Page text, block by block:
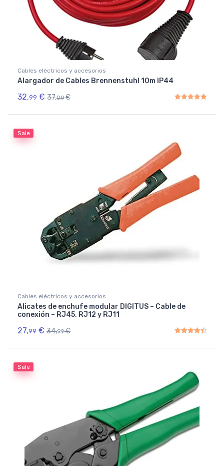
Cables eléctricos y accesorios
Alargador de Cables Brennenstuhl 10m IP44
32,99 € 37,09 €
Sale
Cables eléctricos y accesorios
Alicates de enchufe modular DIGITUS – Cable de
conexión – RJ45, RJ12 y RJ11
27,99 € 34,99 €
Sale